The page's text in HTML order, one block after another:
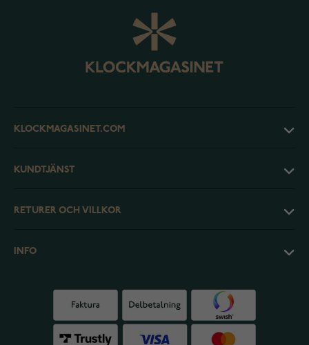
KLOCKMAGASINET.COM
KUNDTJÄNST
RETURER OCH VILLKOR
INFO